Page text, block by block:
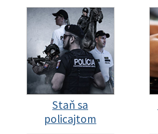
Staň sa
policajtom